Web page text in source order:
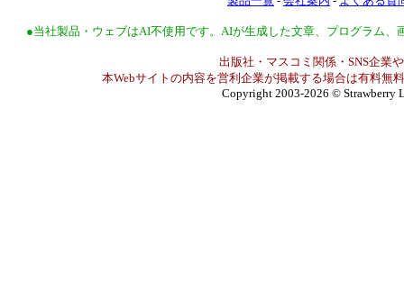
●当社製品・ウェブはAI不使用です。AIが生成した文章、プログラム
出版社・マスコミ関係・SNS企業
本Webサイトの内容を営利企業が掲載する場合は有料無
Copyright 2003-2026 © Strawberry